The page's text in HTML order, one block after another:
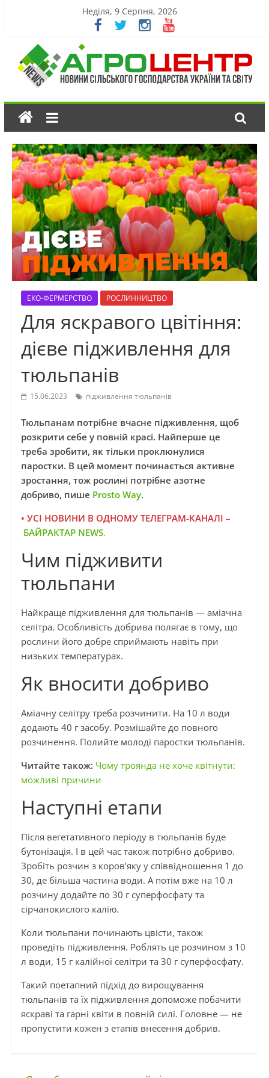
Неділя, 9 Серпня, 2026
ЕКО-ФЕРМЕРСТВО РОСЛИННИЦТВО
Для яскравого цвітіння:
дієве підживлення для
тюльпанів
15.06.2023 підживлення тюльпанів
Тюльпанам потрібне вчасне підживлення, щоб
розкрити себе у повній красі. Найперше це
треба зробити, як тільки проклюнулися
паростки. В цей момент починається активне
зростання, тож рослині потрібне азотне
добриво, пише Prosto Way.
• УСІ НОВИНИ В ОДНОМУ ТЕЛЕГРАМ-КАНАЛІ –
БАЙРАКТАР NEWS.
Чим підживити
тюльпани
Найкраще підживлення для тюльпанів — аміачна
селітра. Особливість добрива полягає в тому, що
рослини його добре сприймають навіть при
низьких температурах.
Як вносити добриво
Аміачну селітру треба розчинити. На 10 л води
додають 40 г засобу. Розмішайте до повного
розчинення. Полийте молоді паростки тюльпанів.
Читайте також: Чому троянда не хоче квітнути:
можливі причини
Наступні етапи
Після вегетативного періоду в тюльпанів буде
бутонізація. І в цей час також потрібно добриво.
Зробіть розчин з коров’яку у співвідношення 1 до
30, де більша частина води. А потім вже на 10 л
розчину додайте по 30 г суперфосфату та
сірчанокислого калію.
Коли тюльпани починають цвісти, також
проведіть підживлення. Роблять це розчином з 10
л води, 15 г калійної селітри та 30 г суперфосфату.
Такий поетапний підхід до вирощування
тюльпанів та їх підживлення допоможе побачити
яскраві та гарні квіти в повній силі. Головне — не
пропустити кожен з етапів внесення добрив.